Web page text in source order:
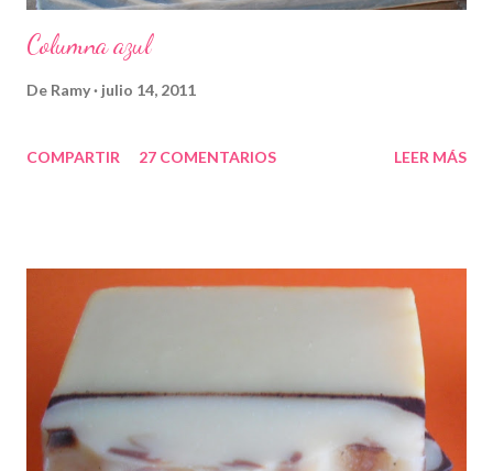
Columna azul
De Ramy julio 14, 2011
COMPARTIR 27 COMENTARIOS LEER MÁS